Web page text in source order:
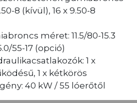
8 (kívül), 16 x 9.50-8
méret: 11.5/80-15.3
55-17 (opció)
1 x
1 x kétkörös
40 kW / 55 lóerőtől